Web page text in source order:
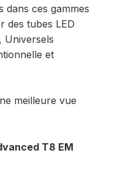
dans ces gammes
des tubes LED
Universels
et
meilleure vue
T8 EM